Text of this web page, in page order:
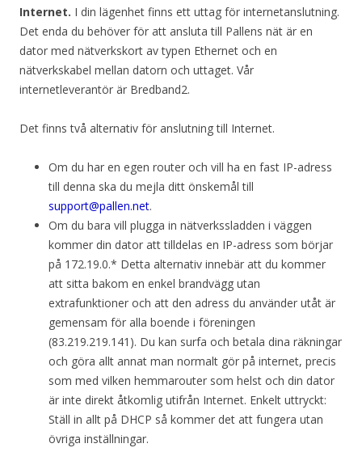
Internet. I din lägenhet finns ett uttag för internetanslutning.
Det enda du behöver för att ansluta till Pallens nät är en
dator med nätverkskort av typen Ethernet och en
nätverkskabel mellan datorn och uttaget. Vår
internetleverantör är Bredband2.
Det finns två alternativ för anslutning till Internet.
Om du har en egen router och vill ha en fast IP-adress
till denna ska du mejla ditt önskemål till
support@pallen.net.
Om du bara vill plugga in nätverkssladden i väggen
kommer din dator att tilldelas en IP-adress som börjar
på 172.19.0.* Detta alternativ innebär att du kommer
att sitta bakom en enkel brandvägg utan
extrafunktioner och att den adress du använder utåt är
gemensam för alla boende i föreningen
(83.219.219.141). Du kan surfa och betala dina räkningar
och göra allt annat man normalt gör på internet, precis
som med vilken hemmarouter som helst och din dator
är inte direkt åtkomlig utifrån Internet. Enkelt uttryckt:
Ställ in allt på DHCP så kommer det att fungera utan
övriga inställningar.